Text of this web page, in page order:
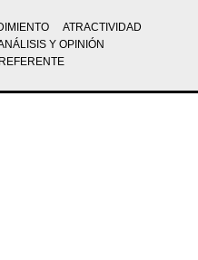
ATRACTIVIDAD
Y OPINIÓN
REFERENTE